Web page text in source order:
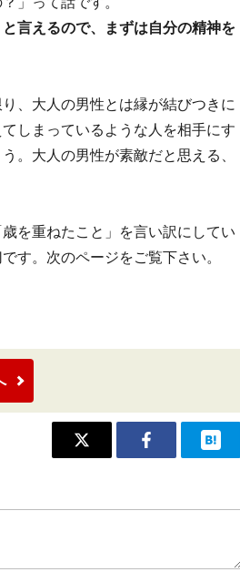
言えるので、まずは自分の精神を
、大人の男性とは縁が結びつきに
しまっているような人を相手にす
。大人の男性が素敵だと思える、
を重ねたこと」を言い訳にしてい
す。次のページをご覧下さい。